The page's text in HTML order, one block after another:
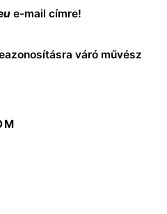
e-mail címre!
váró művész